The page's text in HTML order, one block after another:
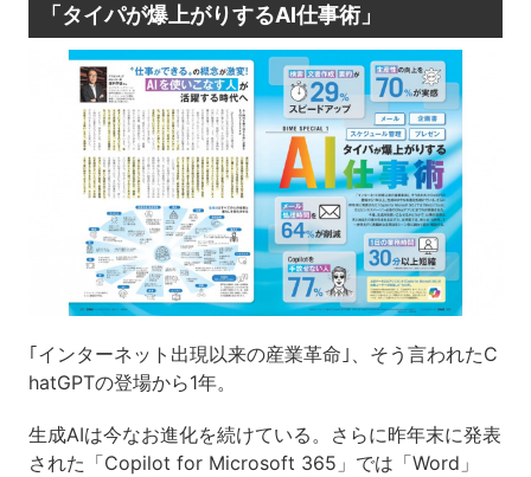
「タイパが爆上がりするAI仕事術」
｢インターネット出現以来の産業革命｣、 そう言われたC
hatGPTの登場から1年。
生成AIは今なお進化を続けている。
さらに昨年末に発表
された「Copilot for Microsoft 365」では 「Word」